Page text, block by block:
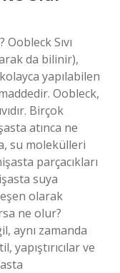
Sıvı
da bilinir),
yapılabilen
Oobleck,
Birçok
atınca ne
su molekülleri
parçacıkları
suya
olarak
ne olur?
aynı zamanda
ve